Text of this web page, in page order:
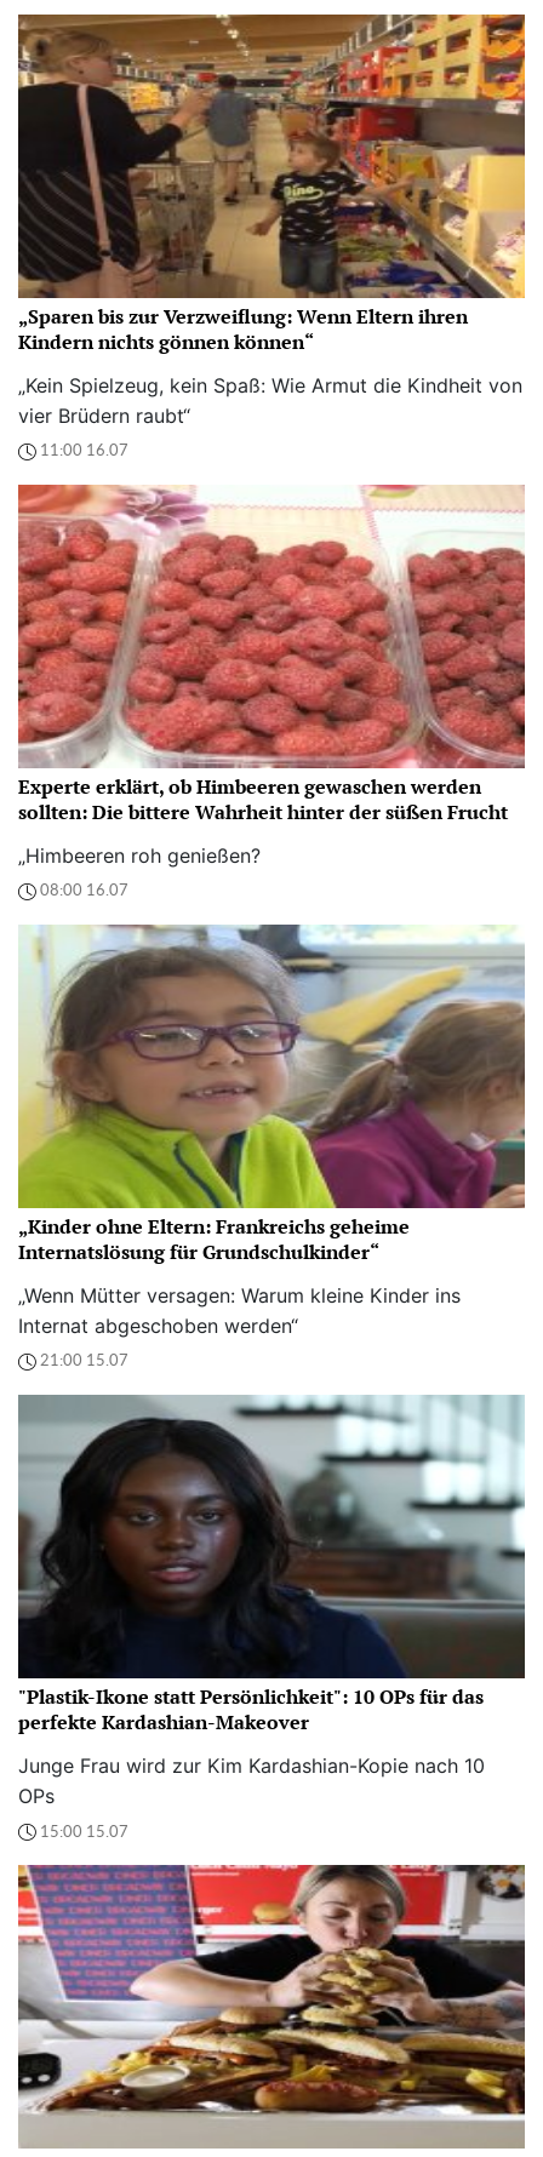
„Sparen bis zur Verzweiflung: Wenn Eltern ihren
Kindern nichts gönnen können“
„Kein Spielzeug, kein Spaß: Wie Armut die Kindheit von
vier Brüdern raubt“
11:00 16.07
Experte erklärt, ob Himbeeren gewaschen werden
sollten: Die bittere Wahrheit hinter der süßen Frucht
„Himbeeren roh genießen?
08:00 16.07
„Kinder ohne Eltern: Frankreichs geheime
Internatslösung für Grundschulkinder“
„Wenn Mütter versagen: Warum kleine Kinder ins
Internat abgeschoben werden“
21:00 15.07
"Plastik-Ikone statt Persönlichkeit": 10 OPs für das
perfekte Kardashian-Makeover
Junge Frau wird zur Kim Kardashian-Kopie nach 10
OPs
15:00 15.07